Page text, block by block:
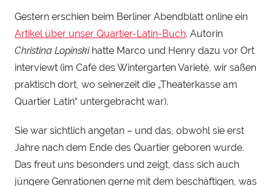
n
H
e
n
r
y
t
e
Gestern erschien beim Berliner Abendblatt online ein
Artikel über unser Quartier-Latin-Buch. Autorin
Christina Lopinskihatte Marco und Henry dazu vor Ort
interviewt (im Café des Wintergarten Varieté, wir saßen
praktisch dort, wo seinerzeit die „Theaterkasse am
Quartier Latin“ untergebracht war).
Sie war sichtlich angetan – und das, obwohl sie erst
Jahre nach dem Ende des Quartier geboren wurde.
Das freut uns besonders und zeigt, dass sich auch
jüngere Genrationen gerne mit dem beschäftigen, was